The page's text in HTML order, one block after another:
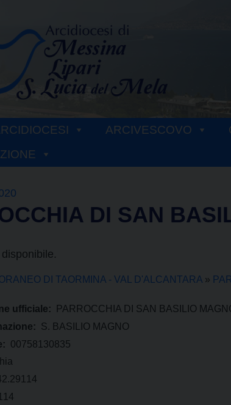
ARCIVESCOVO
DI SAN
DI TAORMINA - VAL D'ALCANTARA »
ufficiale:
PARROCCHIA DI SAN BASILIO
S. BASILIO MAGNO
00758130835